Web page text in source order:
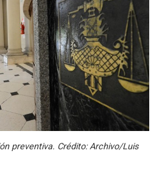
preventiva. Crédito: Archivo/Luis